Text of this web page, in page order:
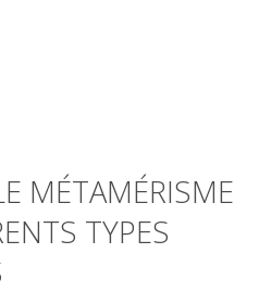
MÉTAMÉRISME
TYPES